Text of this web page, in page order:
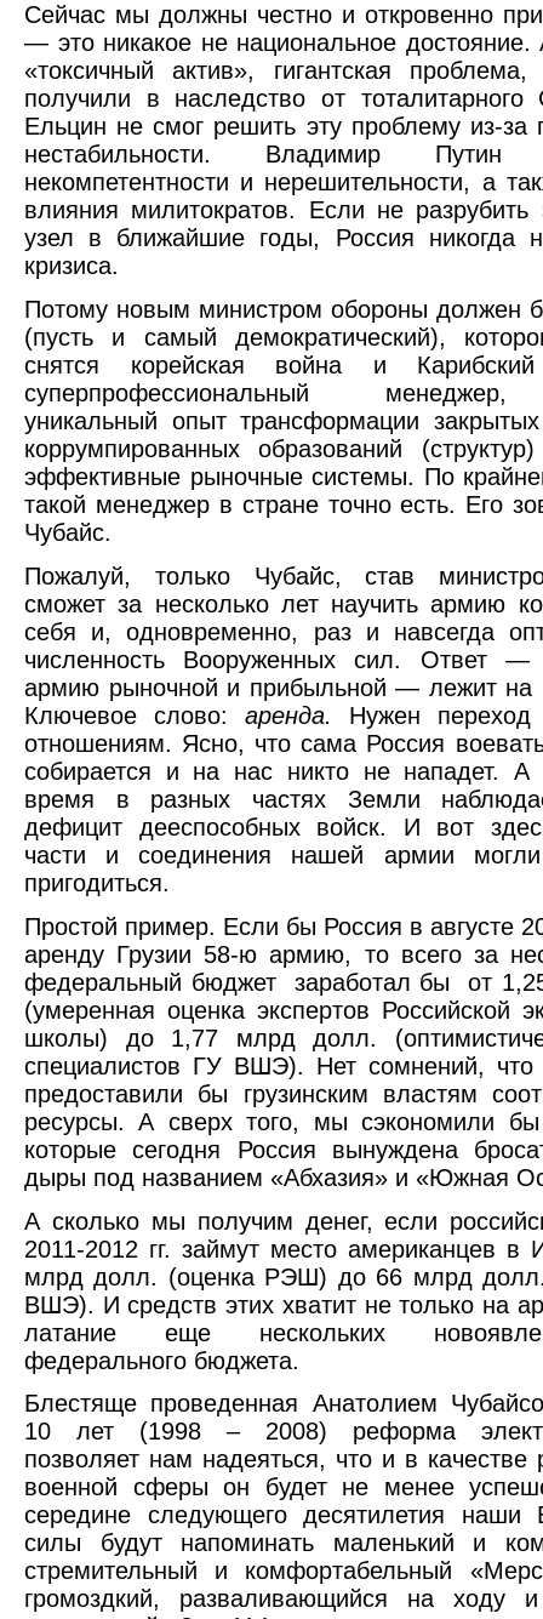
Сейчас мы должны честно и откровенно
— это никакое не национальное
«токсичный актив», гигантская
получили в наследство от
Ельцин не смог решить эту проблему из-за
нестабильности. Владимир
некомпетентности и нерешительности, а
влияния милитократов. Если не разрубить
узел в ближайшие годы, Россия никогда
кризиса.
Потому новым министром обороны должен
(пусть и самый демократический),
снятся корейская война и
суперпрофессиональный
уникальный опыт трансформации
коррумпированных образований
эффективные рыночные системы. По
такой менеджер в стране точно есть. Его
Чубайс.
Пожалуй, только Чубайс, став
сможет за несколько лет научить армию
себя и, одновременно, раз и навсегда
численность Вооруженных сил. Ответ —
армию рыночной и прибыльной — лежит на
Ключевое слово: аренда. Нужен
отношениям. Ясно, что сама Россия
собирается и на нас никто не нападет.
время в разных частях Земли
дефицит дееспособных войск. И вот
части и соединения нашей армии
пригодиться.
Простой пример. Если бы Россия в августе
аренду Грузии 58-ю армию, то всего за
федеральный бюджет заработал бы от
(умеренная оценка экспертов Российской
школы) до 1,77 млрд долл.
специалистов ГУ ВШЭ). Нет сомнений,
предоставили бы грузинским властям
ресурсы. А сверх того, мы сэкономили
которые сегодня Россия вынуждена
дыры под названием «Абхазия» и «Южная
А сколько мы получим денег, если
2011-2012 гг. займут место американцев в
млрд долл. (оценка РЭШ) до 66 млрд
ВШЭ). И средств этих хватит не только на
латание еще нескольких
федерального бюджета.
Блестяще проведенная Анатолием
10 лет (1998 – 2008) реформа
позволяет нам надеяться, что и в качестве
военной сферы он будет не менее
середине следующего десятилетия наши
силы будут напоминать маленький и
стремительный и комфортабельный
громоздкий, разваливающийся на ходу